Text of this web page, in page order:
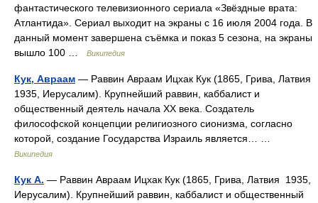
фантастического телевизионного сериала «Звёздные врата:
Атлантида». Сериал выходит на экраны с 16 июля 2004 года. В
данный момент завершена съёмка и показ 5 сезона, на экраны
вышло 100 …
Википедия
Кук, Авраам — Раввин Авраам Ицхак Кук (1865, Грива, Латвия
1935, Иерусалим). Крупнейший раввин, каббалист и
общественный деятель начала XX века. Создатель
философской концепции религиозного сионизма, согласно
которой, создание Государства Израиль является… …
Википедия
Кук А. — Раввин Авраам Ицхак Кук (1865, Грива, Латвия 1935,
Иерусалим). Крупнейший раввин, каббалист и общественный